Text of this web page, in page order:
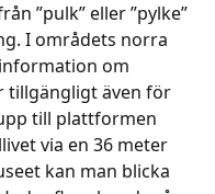
”pulk” eller ”pylke”
I områdets norra
om
tillgängligt även för
till plattformen
via en 36 meter
kan man blicka